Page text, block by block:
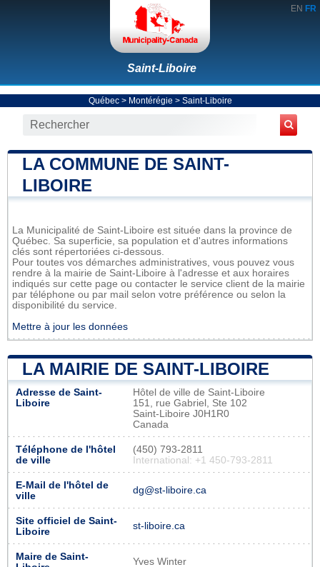
EN FR
Saint-Liboire
Québec> Montérégie > Saint-Liboire
LA COMMUNE DE SAINT-
LIBOIRE
La Municipalité de Saint-Liboire est située dans la province de
Québec. Sa superficie, sa population et d'autres informations
clés sont répertoriées ci-dessous.
Pour toutes vos démarches administratives, vous pouvez vous
rendre à la mairie de Saint-Liboire à l'adresse et aux horaires
indiqués sur cette page ou contacter le service client de la mairie
par téléphone ou par mail selon votre préférence ou selon la
disponibilité du service.
Mettre à jour les données
LA MAIRIE DE SAINT-LIBOIRE
Adresse de Saint-
Liboire
Hôtel de ville de Saint-Liboire
151, rue Gabriel, Ste 102
Saint-Liboire J0H1R0
Canada
Téléphone de l'hôtel
de ville
(450) 793-2811
International: +1 450-793-2811
E-Mail de l'hôtel de
ville
dg@st-liboire.ca
Site officiel de Saint-
Liboire
st-liboire.ca
Maire de Saint-
Yves Winter